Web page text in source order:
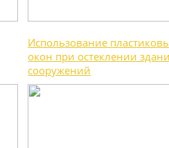
Использование
окон при остеклении
сооружений